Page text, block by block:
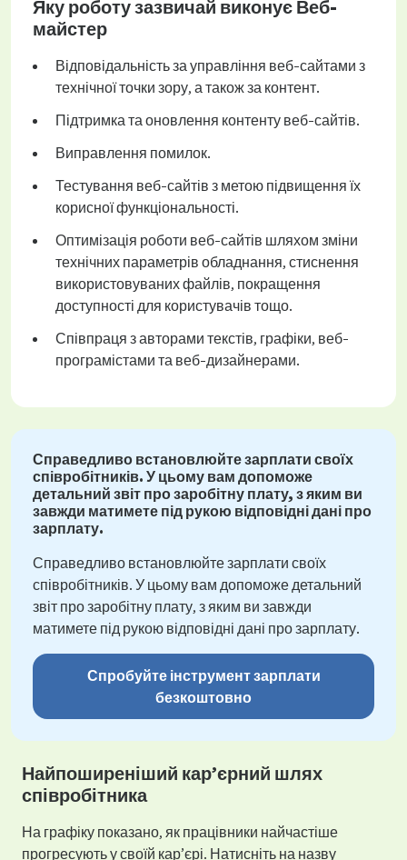
Яку роботу зазвичай виконує Веб-
майстер
Відповідальність за управління веб-сайтами з
технічної точки зору, а також за контент.
Підтримка та оновлення контенту веб-сайтів.
Виправлення помилок.
Тестування веб-сайтів з метою підвищення їх
корисної функціональності.
Оптимізація роботи веб-сайтів шляхом зміни
технічних параметрів обладнання, стиснення
використовуваних файлів, покращення
доступності для користувачів тощо.
Співпраця з авторами текстів, графіки, веб-
програмістами та веб-дизайнерами.
Справедливо встановлюйте зарплати своїх
співробітників. У цьому вам допоможе
детальний звіт про заробітну плату, з яким ви
завжди матимете під рукою відповідні дані про
зарплату.
Справедливо встановлюйте зарплати своїх
співробітників. У цьому вам допоможе детальний
звіт про заробітну плату, з яким ви завжди
матимете під рукою відповідні дані про зарплату.
Спробуйте інструмент зарплати
безкоштовно
Найпоширеніший кар’єрний шлях
співробітника
На графіку показано, як працівники найчастіше
прогресують у своїй кар’єрі. Натисніть на назву